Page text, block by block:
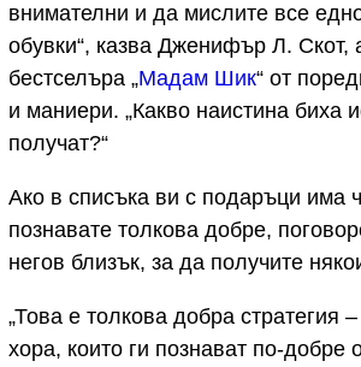
внимателни и да мислите все
обувки“, казва Дженифър Л. Скот,
бестселъра „Мадам Шик“ от
и маниери. „Какво наистина биха
получат?“
Ако в списъка ви с подаръци има
познавате толкова добре,
негов близък, за да получите
„Това е толкова добра стратегия
хора, които ги познават по-добре